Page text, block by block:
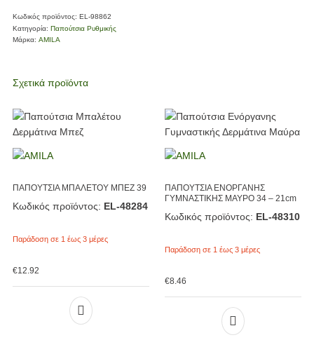
Κωδικός προϊόντος: EL-98862
Κατηγορία: Παπούτσια Ρυθμικής
Μάρκα: AMILA
Σχετικά προϊόντα
ΠΑΠΟΥΤΣΙΑ ΜΠΑΛΕΤΟΥ ΜΠΕΖ 39
Κωδικός προϊόντος: EL-48284
Παράδοση σε 1 έως 3 μέρες
€12.92
ΠΑΠΟΥΤΣΙΑ ΕΝΟΡΓΑΝΗΣ
ΓΥΜΝΑΣΤΙΚΗΣ ΜΑΥΡΟ 34 – 21cm
Κωδικός προϊόντος: EL-48310
Παράδοση σε 1 έως 3 μέρες
€8.46